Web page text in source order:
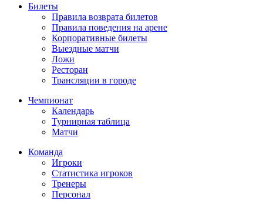
Билеты
Правила возврата билетов
Правила поведения на арене
Корпоративные билеты
Выездные матчи
Ложи
Ресторан
Трансляции в городе
Чемпионат
Календарь
Турнирная таблица
Матчи
Команда
Игроки
Статистика игроков
Тренеры
Персонал